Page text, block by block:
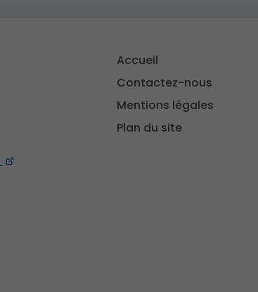
Accueil
Contactez-nous
Mentions légales
Plan du site